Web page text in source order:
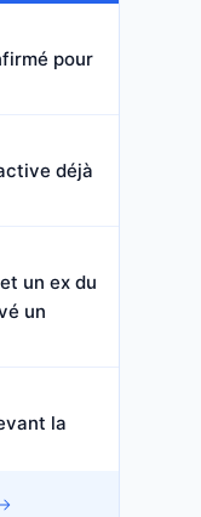
pour
déjà
un ex du
un
la